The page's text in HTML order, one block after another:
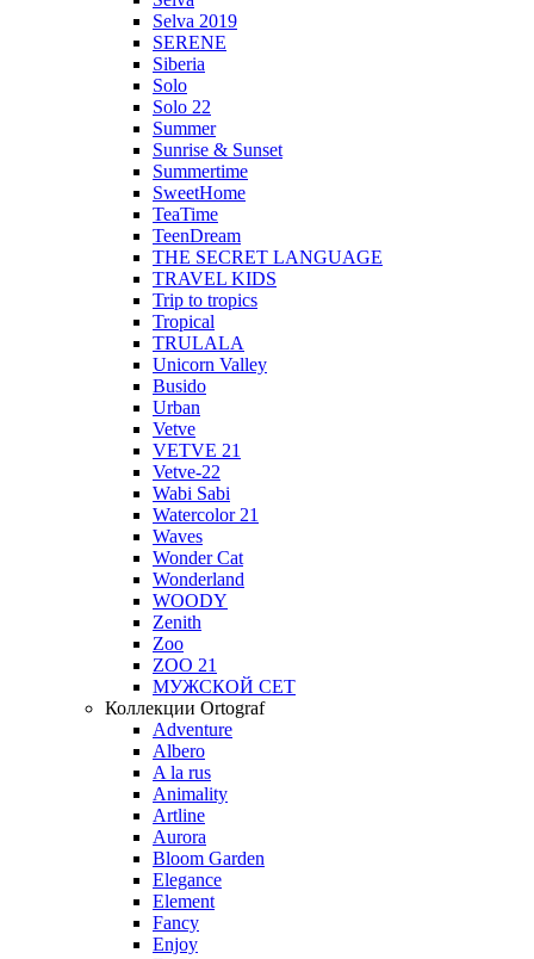
Selva 2019
SERENE
Siberia
Solo
Solo 22
Summer
Sunrise & Sunset
Summertime
SweetHome
TeaTime
TeenDream
THE SECRET LANGUAGE
TRAVEL KIDS
Trip to tropics
Tropical
TRULALA
Unicorn Valley
Busido
Urban
Vetve
VETVE 21
Vetve-22
Wabi Sabi
Watercolor 21
Waves
Wonder Cat
Wonderland
WOODY
Zenith
Zoo
ZOO 21
МУЖСКОЙ СЕТ
Коллекции Ortograf
Adventure
Albero
A la rus
Animality
Artline
Aurora
Bloom Garden
Elegance
Element
Fancy
Enjoy